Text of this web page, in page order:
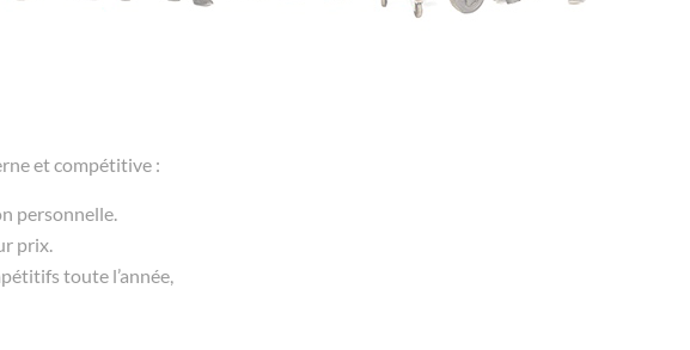
et compétitive :
personnelle.
prix.
toute l’année,